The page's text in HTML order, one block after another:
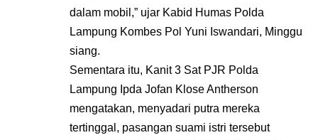
dalam mobil,” ujar Kabid Humas Polda
Lampung Kombes Pol Yuni Iswandari, Minggu
siang.
Sementara itu, Kanit 3 Sat PJR Polda
Lampung Ipda Jofan Klose Antherson
mengatakan, menyadari putra mereka
tertinggal, pasangan suami istri tersebut